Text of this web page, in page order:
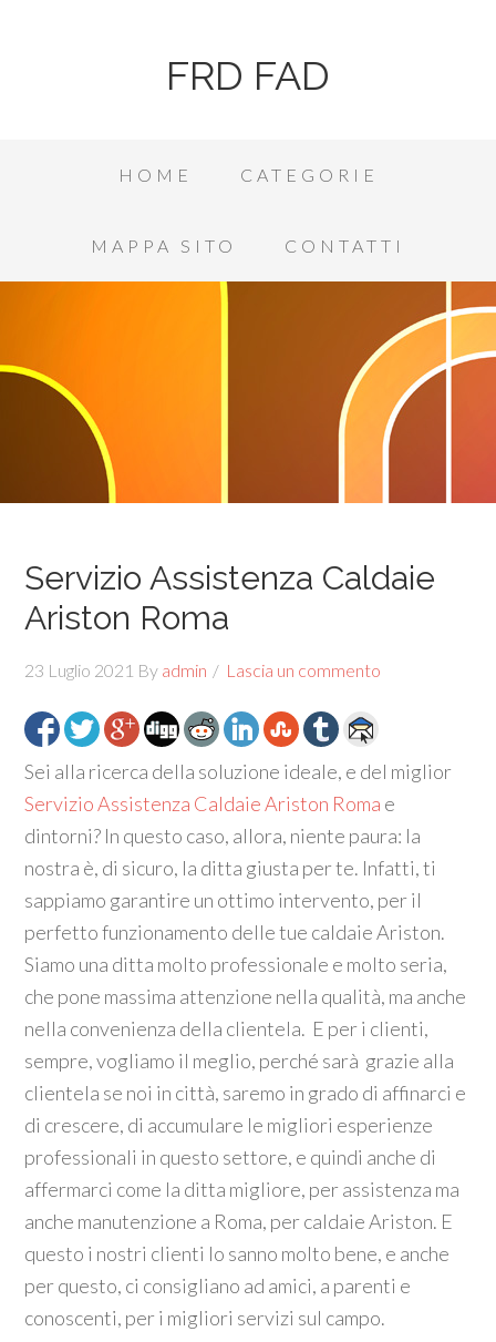
FRD FAD
HOME CATEGORIE
MAPPA SITO CONTATTI
Servizio Assistenza Caldaie
Ariston Roma
23 Luglio 2021 By admin Lascia un commento
Sei alla ricerca della soluzione ideale, e del miglior
Servizio Assistenza Caldaie Ariston Roma e
dintorni? In questo caso, allora, niente paura: la
nostra è, di sicuro, la ditta giusta per te. Infatti, ti
sappiamo garantire un ottimo intervento, per il
perfetto funzionamento delle tue caldaie Ariston.
Siamo una ditta molto professionale e molto seria,
che pone massima attenzione nella qualità, ma anche
nella convenienza della clientela. E per i clienti,
sempre, vogliamo il meglio, perché sarà grazie alla
clientela se noi in città, saremo in grado di affinarci e
di crescere, di accumulare le migliori esperienze
professionali in questo settore, e quindi anche di
affermarci come la ditta migliore, per assistenza ma
anche manutenzione a Roma, per caldaie Ariston. E
questo i nostri clienti lo sanno molto bene, e anche
per questo, ci consigliano ad amici, a parenti e
conoscenti, per i migliori servizi sul campo.